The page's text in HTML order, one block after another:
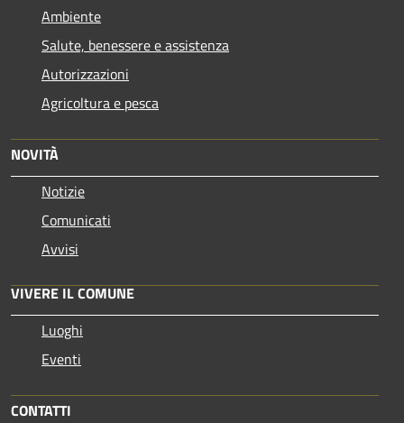
Ambiente
Salute, benessere e assistenza
Autorizzazioni
Agricoltura e pesca
NOVITÀ
Notizie
Comunicati
Avvisi
VIVERE IL COMUNE
Luoghi
Eventi
CONTATTI